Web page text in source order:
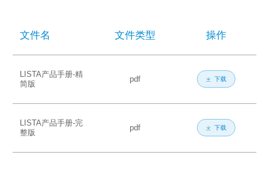
文件名 文件类型 操作
LISTA产品手册-精
简版
pdf 下载
LISTA产品手册-完
整版
pdf 下载